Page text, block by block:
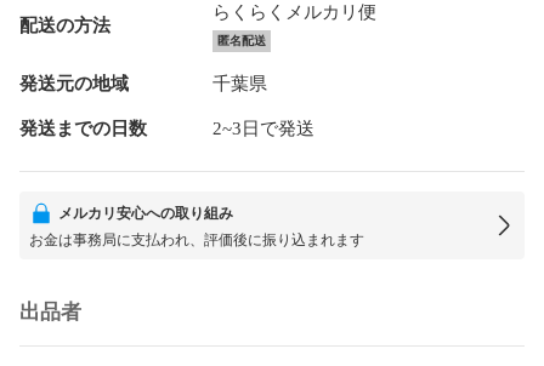
配送の方法
らくらくメルカリ便
匿名配送
発送元の地域 千葉県
発送までの日数 2~3日で発送
メルカリ安心への取り組み
お金は事務局に支払われ、評価後に振り込まれます
出品者